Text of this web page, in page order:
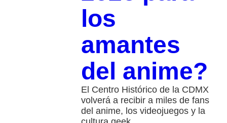
los
amantes
del anime?
El Centro Histórico de la CDMX
volverá a recibir a miles de fans
del anime, los videojuegos y la